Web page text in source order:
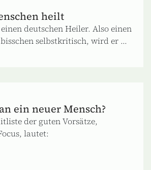
heilt
deutschen Heiler. Also einen
selbstkritisch, wird er ...
ein neuer Mensch?
der guten Vorsätze,
lautet: